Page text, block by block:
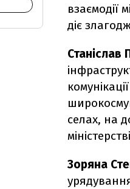
діє
Станіслав
селах, на
Зоряна